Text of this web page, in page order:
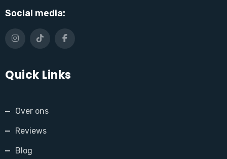
Social media:
Quick Links
Over ons
Reviews
Blog